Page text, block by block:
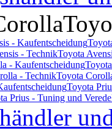
- Kaufentscheidung
- TechnikToyota
- Kaufentscheidung
- TechnikToyota
Toyota
Prius - Tuning und